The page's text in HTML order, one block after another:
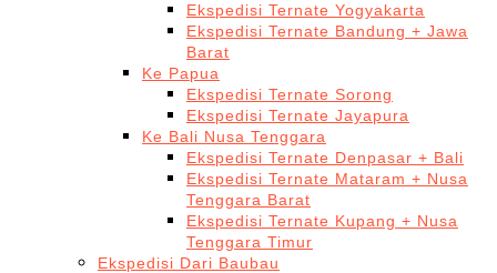
Ekspedisi Ternate Yogyakarta
Ekspedisi Ternate Bandung + Jawa
Barat
Ke Papua
Ekspedisi Ternate Sorong
Ekspedisi Ternate Jayapura
Ke Bali Nusa Tenggara
Ekspedisi Ternate Denpasar + Bali
Ekspedisi Ternate Mataram + Nusa
Tenggara Barat
Ekspedisi Ternate Kupang + Nusa
Tenggara Timur
Ekspedisi Dari Baubau